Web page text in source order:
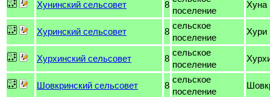
Хунинский сельсовет 8
поселение
Хуна
Хуринский сельсовет 8
сельское
поселение
Хури
Хурхинский сельсовет 8
сельское
поселение
Шовкринский сельсовет 8
сельское
поселение